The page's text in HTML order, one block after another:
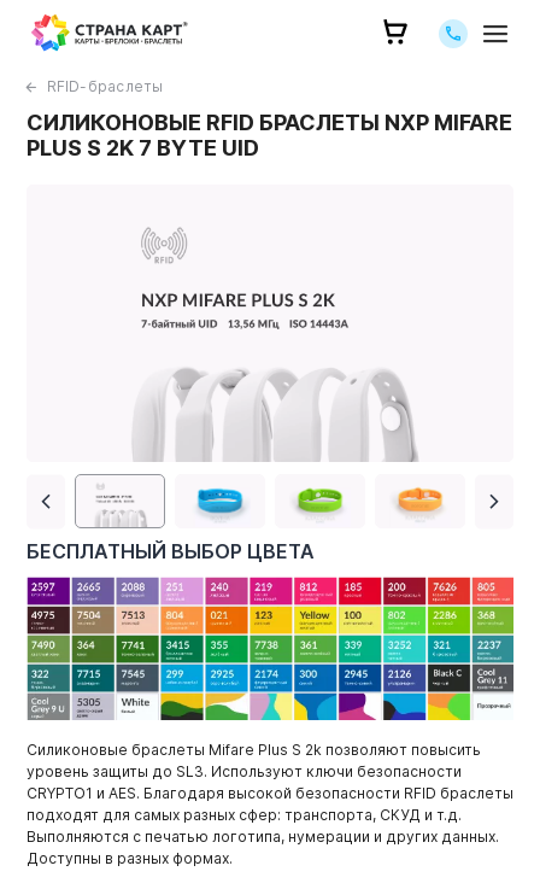
Позвоните
RFID-браслеты
СИЛИКОНОВЫЕ RFID БРАСЛЕТЫ NXP MIFARE
PLUS S 2K 7 BYTE UID
БЕСПЛАТНЫЙ ВЫБОР ЦВЕТА
Силиконовые браслеты Mifare Plus S 2k позволяют повысить
уровень защиты до SL3. Используют ключи безопасности
CRYPTO1 и AES. Благодаря высокой безопасности RFID браслеты
подходят для самых разных сфер: транспорта, СКУД и т.д.
Выполняются с печатью логотипа, нумерации и других данных.
Доступны в разных формах.